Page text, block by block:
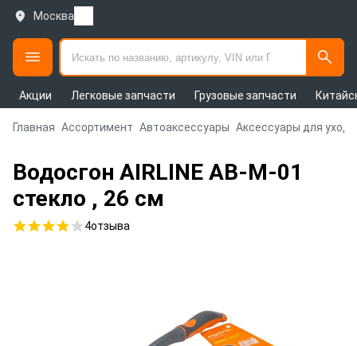
Москва
Акции Легковые запчасти Грузовые запчасти
Главная Ассортимент Автоаксессуары Аксессуары для
Водосгон AIRLINE AB-M-01
стекло , 26 см
4отзыва